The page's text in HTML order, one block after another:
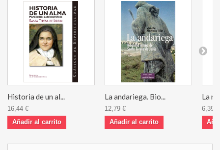
Historia de un al...
16,44 €
Añadir al carrito
La andariega. Bio...
12,79 €
Añadir al carrito
La
6,39 €